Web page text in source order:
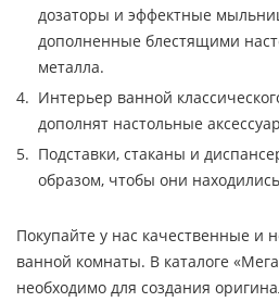
дозаторы и эффектные
дополненные блестящими
металла.
Интерьер ванной
дополнят настольные
Подставки, стаканы и
образом, чтобы они
Покупайте у нас качественные и
ванной комнаты. В каталоге
необходимо для создания